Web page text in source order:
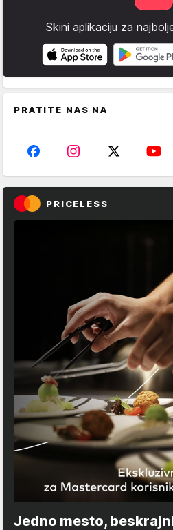
Skini aplikaciju za
PRATITE NAS NA
PRICELESS
Jedno mesto,